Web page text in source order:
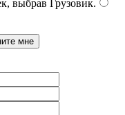
выбрав Грузовик.